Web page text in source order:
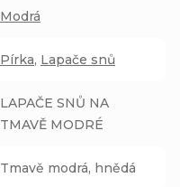
Modrá
Pírka, Lapače snů
LAPAČE SNŮ NA
TMAVĚ MODRÉ
Tmavě modrá, hnědá